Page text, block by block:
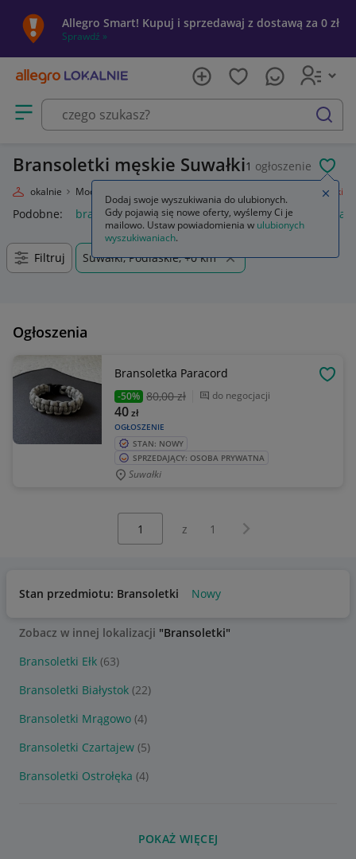
Allegro Smart! Kupuj i sprzedawaj z dostawą za 0 zł
Sprawdź »
Otwórz menu z kategoriami
szukaj
Bransoletki męskie Suwałki1 ogłoszenie
Lokalnie Moda Bransoletki
Podobne: bransoletki bransoletki złote 585 bransoletki
Filtruj Suwałki, Podlaskie, +0 km
Ogłoszenia
Bransoletka Paracord
-50% 80,00 zł do negocjacji
OGŁOSZENIE
40zł
STAN: NOWY
SPRZEDAJĄCY: OSOBA PRYWATNA
Suwałki
z 1 Następna strona
Stan przedmiotu: Bransoletki Nowy
Zobacz w innej lokalizacji "Bransoletki"
Bransoletki Ełk (63)
Bransoletki Białystok (22)
Bransoletki Mrągowo (4)
Bransoletki Czartajew (5)
Bransoletki Ostrołęka (4)
POKAŻ WIĘCEJ
Dodaj swoje wyszukiwania do ulubionych.
Gdy pojawią się nowe oferty, wyślemy Ci je
mailowo. Ustaw powiadomienia w ulubionych
wyszukiwaniach.